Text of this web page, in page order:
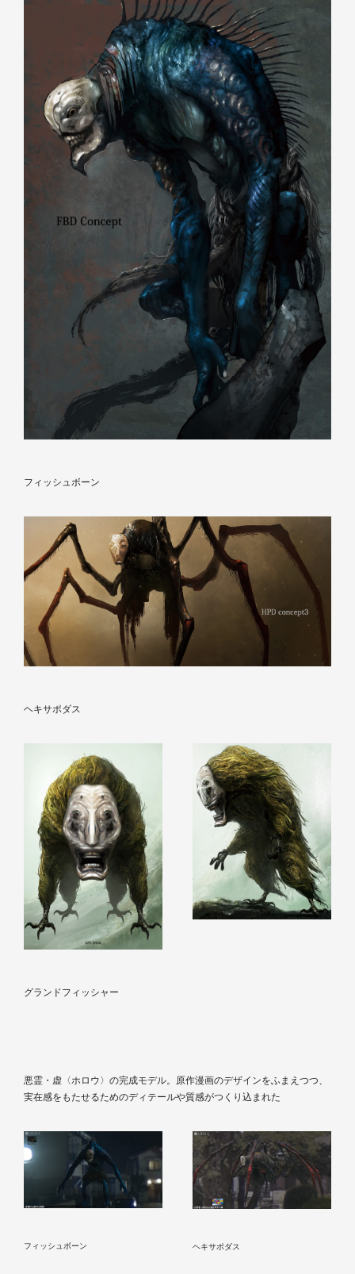
フィッシュボーン
ヘキサポダス
グランドフィッシャー
悪霊・虚〈ホロウ〉の完成モデル。原作漫画のデザインをふまえつつ、
実在感をもたせるためのディテールや質感がつくり込まれた
フィッシュボーン ヘキサポダス